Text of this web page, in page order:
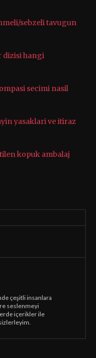
sebzeli tavugun
dizisi hangi
secimi nasil
yasaklari ve itiraz
kopuk ambalaj
çeşitli insanlara
seslenmeyi
içerikler ile